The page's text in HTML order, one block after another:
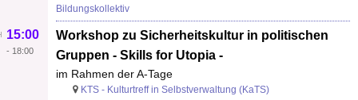
Bildungskollektiv
Workshop zu Sicherheitskultur in politischen
Gruppen - Skills for Utopia -
im Rahmen der A-Tage
15:00
- 18:00
KTS - Kulturtreff in Selbstverwaltung (KaTS)